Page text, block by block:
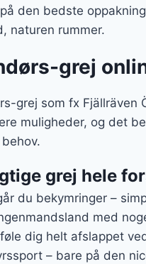
den bedste
naturen rummer.
grej
grej som fx
muligheder, og det
grej hele
du bekymringer –
med
dig helt afslappet
– bare på den